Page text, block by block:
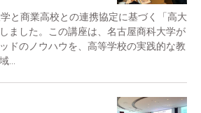
と商業高校との連携協定に基づく「高大
ました。この講座は、名古屋商科大学が
ドのノウハウを、高等学校の実践的な教
...